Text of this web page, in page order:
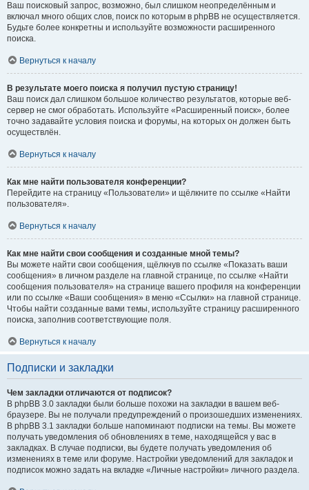
Ваш поисковый запрос, возможно, был слишком неопределённым и
включал много общих слов, поиск по которым в phpBB не осуществляется.
Будьте более конкретны и используйте возможности расширенного
поиска.
Вернуться к началу
В результате моего поиска я получил пустую страницу!
Ваш поиск дал слишком большое количество результатов, которые веб-
сервер не смог обработать. Используйте «Расширенный поиск», более
точно задавайте условия поиска и форумы, на которых он должен быть
осуществлён.
Вернуться к началу
Как мне найти пользователя конференции?
Перейдите на страницу «Пользователи» и щёлкните по ссылке «Найти
пользователя».
Вернуться к началу
Как мне найти свои сообщения и созданные мной темы?
Вы можете найти свои сообщения, щёлкнув по ссылке «Показать ваши
сообщения» в личном разделе на главной странице, по ссылке «Найти
сообщения пользователя» на странице вашего профиля на конференции
или по ссылке «Ваши сообщения» в меню «Ссылки» на главной странице.
Чтобы найти созданные вами темы, используйте страницу расширенного
поиска, заполнив соответствующие поля.
Вернуться к началу
Подписки и закладки
Чем закладки отличаются от подписок?
В phpBB 3.0 закладки были больше похожи на закладки в вашем веб-
браузере. Вы не получали предупреждений о произошедших изменениях.
В phpBB 3.1 закладки больше напоминают подписки на темы. Вы можете
получать уведомления об обновлениях в теме, находящейся у вас в
закладках. В случае подписки, вы будете получать уведомления об
изменениях в теме или форуме. Настройки уведомлений для закладок и
подписок можно задать на вкладке «Личные настройки» личного раздела.